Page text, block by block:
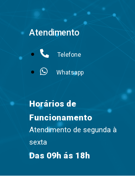
Atendimento
Telefone
Whatsapp
Horários de
Funcionamento
Atendimento de segunda à
sexta
Das 09h ás 18h